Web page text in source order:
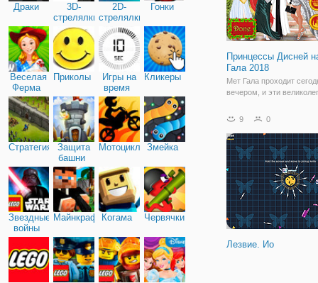
Драки
3D-
стрелялки
2D-
стрелялки
Гонки
Веселая
Ферма
Приколы
Игры на
время
Кликеры
Стратегия
Защита
башни
МотоциклыЗмейка
Звездные
войны
МайнкрафтКогама Червячки
Принцессы Дисней
Гала 2018
Мет Гала проходит
вечером, и эти
подготовку к нему.
рады участвовать в этом
гламурном событии, но
подготовиться и в
9 0
Лезвие. Ио